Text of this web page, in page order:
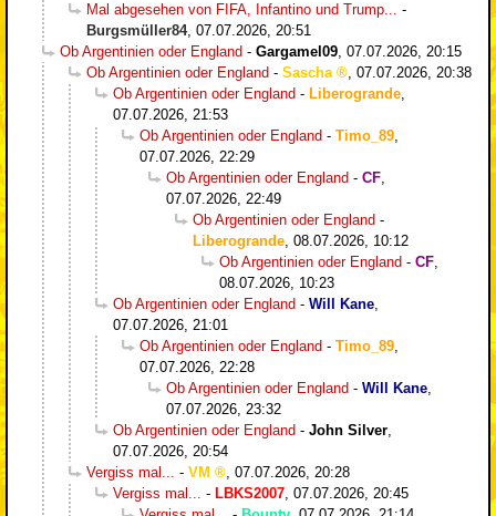
Mal abgesehen von FIFA, Infantino und Trump... -
Burgsmüller84, 07.07.2026, 20:51
Ob Argentinien oder England - Gargamel09, 07.07.2026, 20:15
Ob Argentinien oder England - Sascha , 07.07.2026, 20:38
Ob Argentinien oder England - Liberogrande,
07.07.2026, 21:53
Ob Argentinien oder England - Timo_89,
07.07.2026, 22:29
Ob Argentinien oder England - CF,
07.07.2026, 22:49
Ob Argentinien oder England -
Liberogrande, 08.07.2026, 10:12
Ob Argentinien oder England - CF,
08.07.2026, 10:23
Ob Argentinien oder England - Will Kane,
07.07.2026, 21:01
Ob Argentinien oder England - Timo_89,
07.07.2026, 22:28
Ob Argentinien oder England - Will Kane,
07.07.2026, 23:32
Ob Argentinien oder England - John Silver,
07.07.2026, 20:54
Vergiss mal... - VM , 07.07.2026, 20:28
Vergiss mal... - LBKS2007, 07.07.2026, 20:45